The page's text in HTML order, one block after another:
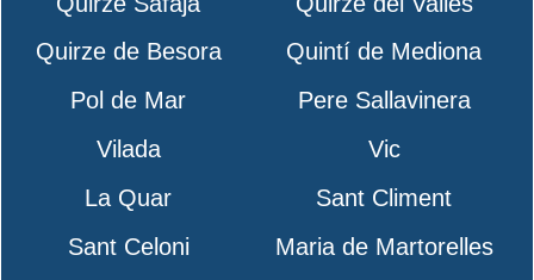
Quirze de Besora
Quintí de Mediona
Pol de Mar
Pere Sallavinera
Vilada
Vic
La Quar
Sant Climent
Sant Celoni
Maria de Martorelles